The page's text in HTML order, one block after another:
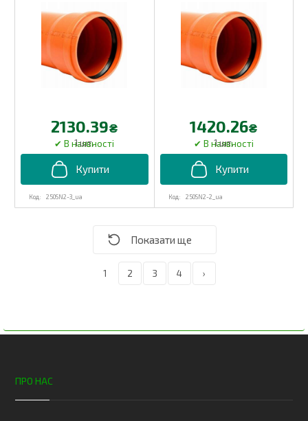
250SN2-3_ua
2130.39₴
1 шт.
250SN2-2_ua
1420.26₴
1 шт.
1 2 3 4 ›
ПРО НАС